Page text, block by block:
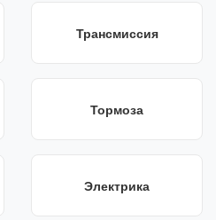
Трансмиссия
Тормоза
Электрика